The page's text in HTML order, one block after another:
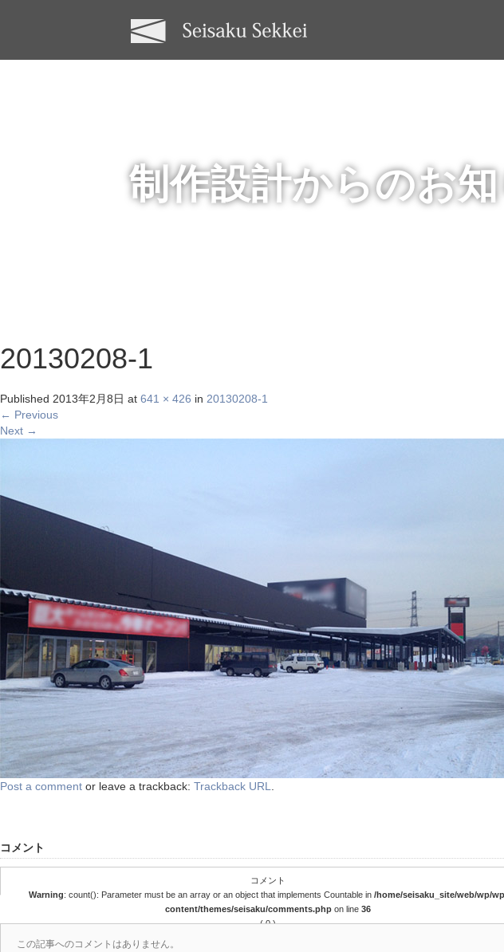
制作設計からのお
20130208-1
Published 2013年2月8日 at 641 × 426 in 20130208-1
← Previous
Next →
Post a comment or leave a trackback: Trackback URL
コメント
コメント
Warning: count(): Parameter must be an array or an object that implements Countable in /home/seisaku_site/web/wp/
content/themes/seisaku/comments.php on line 36
( 0 )
この記事へのコメントはありません。